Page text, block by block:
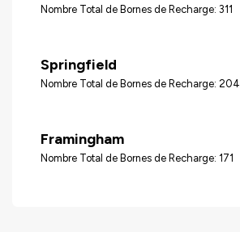
Nombre Total de Bornes de Recharge: 311
Springfield
Nombre Total de Bornes de Recharge: 204
Framingham
Nombre Total de Bornes de Recharge: 171